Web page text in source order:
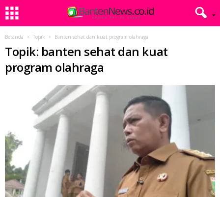
Beranda Topik Banten sehat dan kuat program olahraga
Topik: banten sehat dan kuat
program olahraga